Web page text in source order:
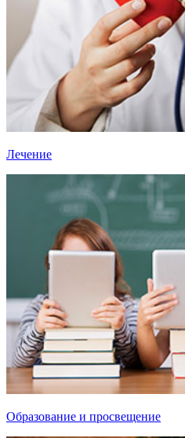
Лечение
Образование и просвещение